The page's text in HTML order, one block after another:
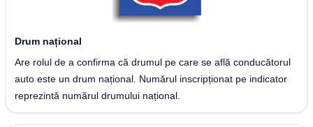
Drum național
Are rolul de a confirma că drumul pe care se află conducătorul
auto este un drum național. Numărul inscripționat pe indicator
reprezintă numărul drumului național.